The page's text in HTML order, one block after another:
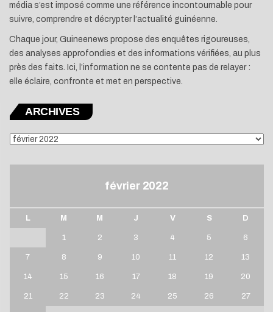
média s’est imposé comme une référence incontournable pour
suivre, comprendre et décrypter l’actualité guinéenne.
Chaque jour, Guineenews propose des enquêtes rigoureuses,
des analyses approfondies et des informations vérifiées, au plus
près des faits. Ici, l’information ne se contente pas de relayer :
elle éclaire, confronte et met en perspective.
ARCHIVES
ARCHIVES
février 2022
L M M J V S D
1 2 3 4 5 6
7 8 9 10 11 12 13
14 15 16 17 18 19 20
21 22 23 24 25 26 27